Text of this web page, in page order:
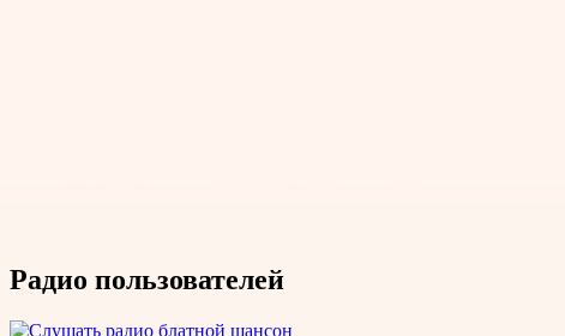
Радио пользователей